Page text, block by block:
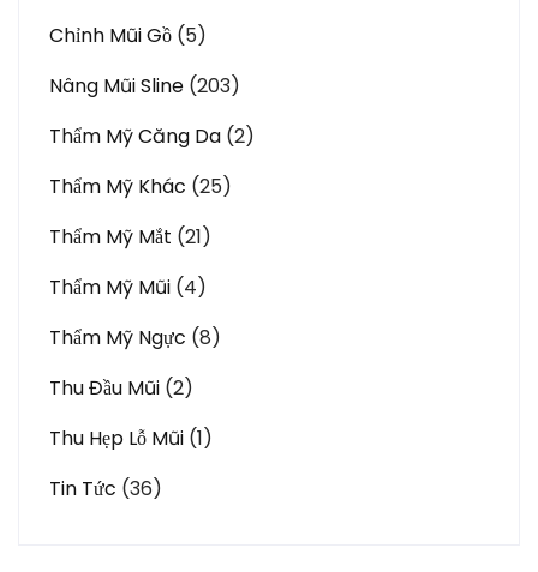
Chỉnh Mũi Gồ (5)
Nâng Mũi Sline (203)
Thẩm Mỹ Căng Da (2)
Thẩm Mỹ Khác (25)
Thẩm Mỹ Mắt (21)
Thẩm Mỹ Mũi (4)
Thẩm Mỹ Ngực (8)
Thu Đầu Mũi (2)
Thu Hẹp Lỗ Mũi (1)
Tin Tức (36)